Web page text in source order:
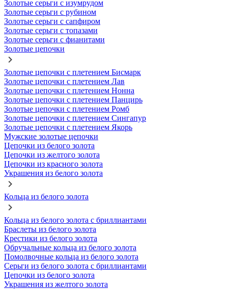
Золотые серьги с изумрудом
Золотые серьги с рубином
Золотые серьги с сапфиром
Золотые серьги с топазами
Золотые серьги с фианитами
Золотые цепочки
Золотые цепочки с плетением Бисмарк
Золотые цепочки с плетением Лав
Золотые цепочки с плетением Нонна
Золотые цепочки с плетением Панцирь
Золотые цепочки с плетением Ромб
Золотые цепочки с плетением Сингапур
Золотые цепочки с плетением Якорь
Мужские золотые цепочки
Цепочки из белого золота
Цепочки из желтого золота
Цепочки из красного золота
Украшения из белого золота
Кольца из белого золота
Кольца из белого золота с бриллиантами
Браслеты из белого золота
Крестики из белого золота
Обручальные кольца из белого золота
Помолвочные кольца из белого золота
Серьги из белого золота с бриллиантами
Цепочки из белого золота
Украшения из желтого золота